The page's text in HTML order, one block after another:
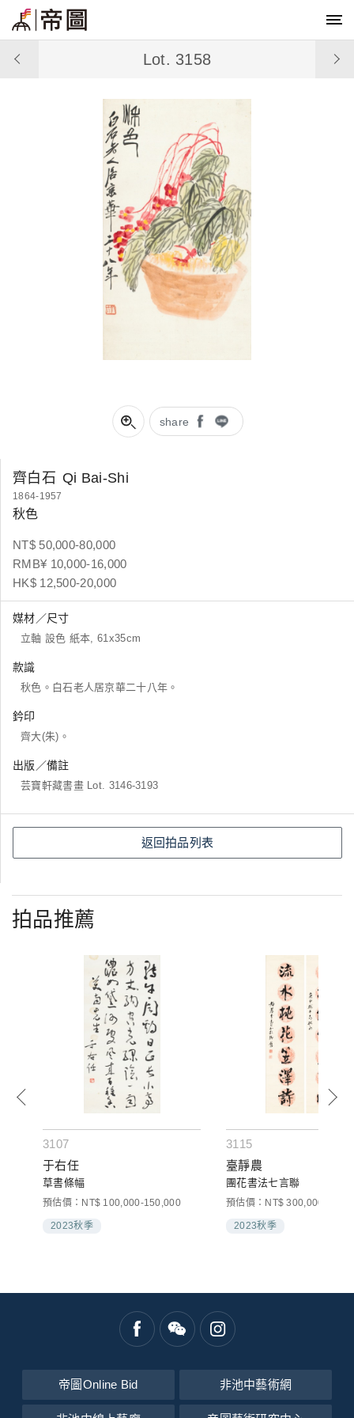
share
Lot. 3158
齊白石 Qi Bai-Shi
1864-1957
秋色
NT$ 50,000-80,000
RMB¥ 10,000-16,000
HK$ 12,500-20,000
媒材／尺寸
立軸 設色 紙本, 61x35cm
款識
秋色。白石老人居京華二十八年。
鈐印
齊大(朱)。
出版／備註
芸寶軒藏書畫 Lot. 3146-3193
返回拍品列表
拍品推薦
3107
于右任
草書條幅
預估價：NT$ 100,000-150,000
2023秋季
3115
臺靜農
團花書法七言聯
預估價：NT$ 300,000-
2023秋季
帝圖Online Bid 非池中藝術網